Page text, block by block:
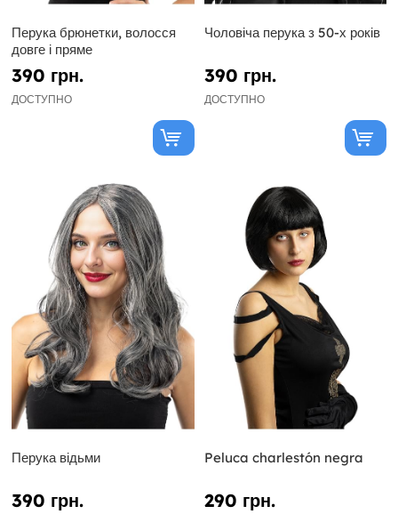
Перука брюнетки, волосся
довге і пряме
390 грн.
ДОСТУПНО
Чоловіча перука з 50-х років
390 грн.
ДОСТУПНО
Перука відьми
390 грн.
Peluca charlestón negra
290 грн.